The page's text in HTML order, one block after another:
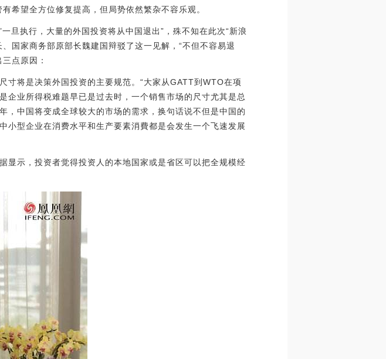
希望全方位修复提高，但局势依然繁杂不容乐观。
旦执行，大量的外国投资将从中国退出”，殊不知在此次“新浪
国家商务部原部长魏建国辩驳了这一见解，“不但不容易退
点原因：
寸将是决策外国投资的主要规范。“大家从GATT到WTO在项
企业所得税难题早已是过去时，一个销售市场的尺寸尤其是总
，中国将变成全球较大的市场的需求，换句话说不但是中国的
小型企业在消费水平和生产要素消費都是会发生一个飞速发展
显示，投资者觉得投资人的本地国家或是省区可以把全规模经